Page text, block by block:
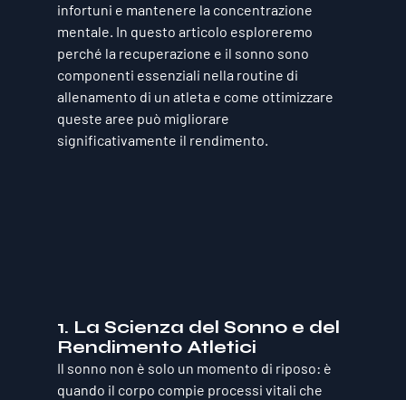
infortuni e mantenere la concentrazione
mentale. In questo articolo esploreremo
perché la recuperazione e il sonno sono
componenti essenziali nella routine di
allenamento di un atleta e come ottimizzare
queste aree può migliorare
significativamente il rendimento.
1. La Scienza del Sonno e del
Rendimento Atletici
Il sonno non è solo un momento di riposo: è
quando il corpo compie processi vitali che